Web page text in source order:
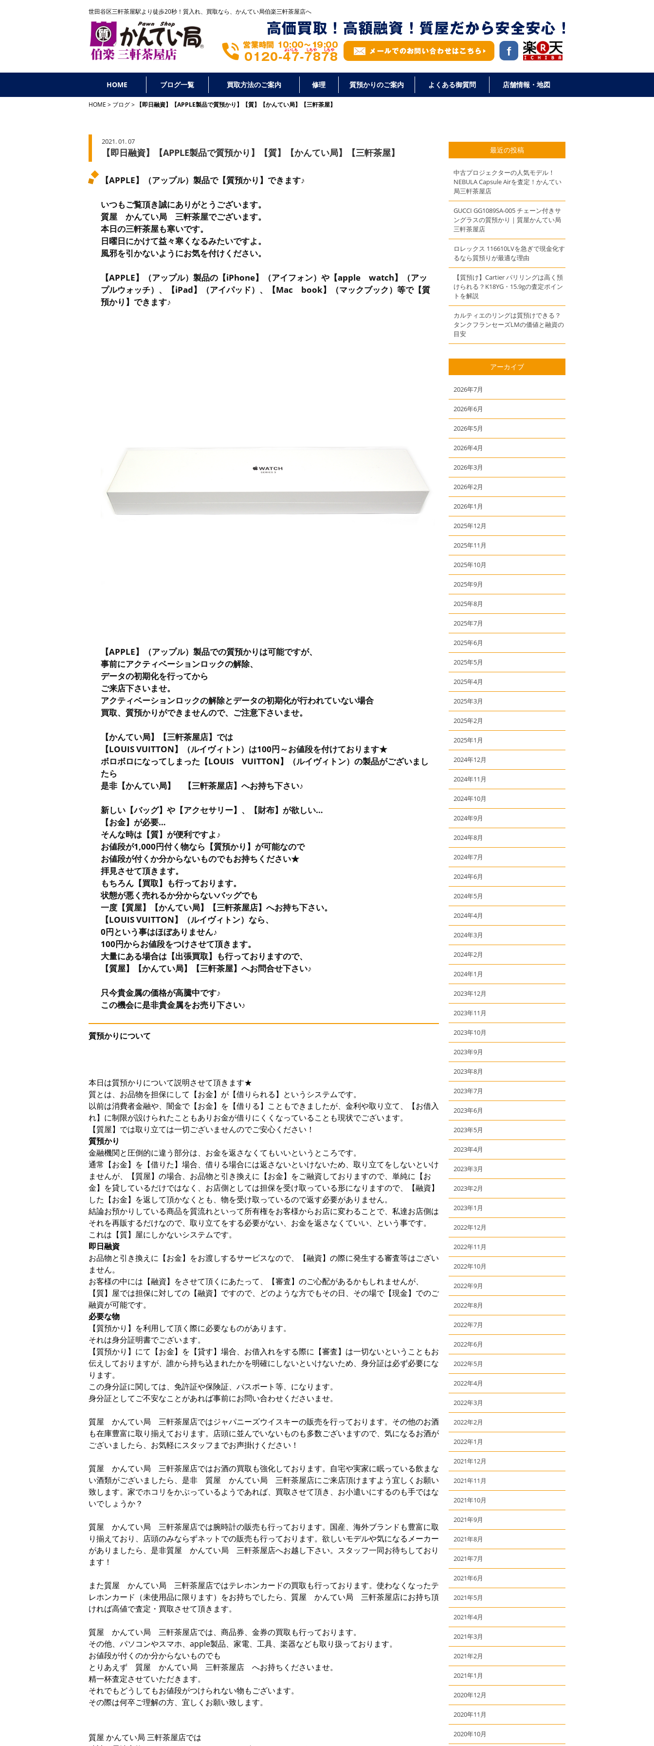
世田谷区三軒茶屋駅より徒歩20秒！ 質入れ、買取なら、かんてい局伯楽三軒茶屋店へ
HOME ブログ一覧 買取方法のご案内 修理 質預かりのご案内 よくある御質問 店舗情報・地図
HOME ブログ 【即日融資】【APPLE製品で質預かり】【質】【かんてい局】【三軒茶屋】
2021. 01. 07
【即日融資】【APPLE製品で質預かり】【質】【かんてい局】【三軒茶屋】
【APPLE】（アップル）製品で【質預かり】できます♪
いつもご覧頂き誠にありがとうございます。
質屋 かんてい局 三軒茶屋でございます。
本日の三軒茶屋も寒いです。
日曜日にかけて益々寒くなるみたいですよ。
風邪を引かないようにお気を付けください。
【APPLE】（アップル）製品の【iPhone】（アイフォン）や【apple watch】（アッ
プルウォッチ）、【iPad】（アイパッド）、【Mac book】（マックブック）等で【質
預かり】できます♪
【APPLE】（アップル）製品での質預かりは可能ですが、
事前にアクティベーションロックの解除、
データの初期化を行ってから
ご来店下さいませ。
アクティベーションロックの解除とデータの初期化が行われていない場合
買取、質預かりができませんので、ご注意下さいませ。
【かんてい局】【三軒茶屋店】では
【LOUIS VUITTON】（ルイヴィトン）は100円～お値段を付けております★
ボロボロになってしまった【LOUIS VUITTON】（ルイヴィトン）の製品がございまし
たら
是非【かんてい局】 【三軒茶屋店】へお持ち下さい♪
新しい【バッグ】や【アクセサリー】、【財布】が欲しい…
【お金】が必要…
そんな時は【質】が便利ですよ♪
お値段が1,000円付く物なら【質預かり】が可能なので
お値段が付くか分からないものでもお持ちください★
拝見させて頂きます。
もちろん【買取】も行っております。
状態が悪く売れるか分からないバッグでも
一度【質屋】【かんてい局】【三軒茶屋店】へお持ち下さい。
【LOUIS VUITTON】（ルイヴィトン）なら、
0円という事はほぼありません♪
100円からお値段をつけさせて頂きます。
大量にある場合は【出張買取】も行っておりますので、
【質屋】【かんてい局】【三軒茶屋】へお問合せ下さい♪
只今貴金属の価格が高騰中です♪
この機会に是非貴金属をお売り下さい♪
質預かりについて
本日は質預かりについて説明させて頂きます★
質とは、お品物を担保にして【お金】が【借りられる】というシステムです。
以前は消費者金融や、闇金で【お金】を【借りる】こともできましたが、金利や取り立て、【お借入
れ】に制限が設けられたこともありお金が借りにくくなっていることも現状でございます。
【質屋】では取り立ては一切ございませんのでご安心ください！
質預かり
金融機関と圧倒的に違う部分は、お金を返さなくてもいいというところです。
通常【お金】を【借りた】場合、借りる場合には返さないといけないため、取り立てをしないといけ
ませんが、【質屋】の場合、お品物と引き換えに【お金】をご融資しておりますので、単純に【お
金】を貸しているだけではなく、お店側としては担保を受け取っている形になりますので、【融資】
した【お金】を返して頂かなくとも、物を受け取っているので返す必要がありません。
結論お預かりしている商品を質流れといって所有権をお客様からお店に変わることで、私達お店側は
それを再販するだけなので、取り立てをする必要がない、お金を返さなくていい、という事です。
これは【質】屋にしかないシステムです。
即日融資
お品物と引き換えに【お金】をお渡しするサービスなので、【融資】の際に発生する審査等はござい
ません。
お客様の中には【融資】をさせて頂くにあたって、【審査】のご心配があるかもしれませんが、
【質】屋では担保に対しての【融資】ですので、どのような方でもその日、その場で【現金】でのご
融資が可能です。
必要な物
【質預かり】を利用して頂く際に必要なものがあります。
それは身分証明書でございます。
【質預かり】にて【お金】を【貸す】場合、お借入れをする際に【審査】は一切ないということもお
伝えしておりますが、誰から持ち込まれたかを明確にしないといけないため、身分証は必ず必要にな
ります。
この身分証に関しては、免許証や保険証、パスポート等、になります。
身分証としてご不安なことがあれば事前にお問い合わせくださいませ。
質屋 かんてい局 三軒茶屋店ではジャパニーズウイスキーの販売を行っております。その他のお酒
も在庫豊富に取り揃えております。店頭に並んでいないものも多数ございますので、気になるお酒が
ございましたら、お気軽にスタッフまでお声掛けください！
質屋 かんてい局 三軒茶屋店ではお酒の買取も強化しております。自宅や実家に眠っている飲まな
い酒類がございましたら、是非 質屋 かんてい局 三軒茶屋店にご来店頂けますよう宜しくお願い
致します。家でホコリをかぶっているようであれば、買取させて頂き、お小遣いにするのも手ではな
いでしょうか？
質屋 かんてい局 三軒茶屋店では腕時計の販売も行っております。国産、海外ブランドも豊富に取
り揃えており、店頭のみならずネットでの販売も行っております。欲しいモデルや気になるメーカー
がありましたら、是非質屋 かんてい局 三軒茶屋店へお越し下さい。スタッフ一同お待ちしており
ます！
また質屋 かんてい局 三軒茶屋店ではテレホンカードの買取も行っております。使わなくなったテ
レホンカード（未使用品に限ります）をお持ちでしたら、質屋 かんてい局 三軒茶屋店にお持ち頂
ければ高値で査定・買取させて頂きます。
質屋 かんてい局 三軒茶屋店では、商品券、金券の買取も行っております。
その他、パソコンやスマホ、apple製品、家電、工具、楽器なども取り扱っております。
お値段が付くのか分からないものでも
とりあえず 質屋 かんてい局 三軒茶屋店 へお持ちくださいませ。
精一杯査定させていただきます。
それでもどうしてもお値段がつけられない物もございます。
その際は何卒ご理解の方、宜しくお願い致します。
質屋 かんてい局 三軒茶屋店では
最近の投稿
中古プロジェクターの人気モデル！
NEBULA Capsule Airを査定！かんてい
局三軒茶屋店
GUCCI GG1089SA-005 チェーン付きサ
ングラスの質預かり｜質屋かんてい局
三軒茶屋店
ロレックス 116610LVを急ぎで現金化す
るなら質預りが最適な理由
【質預け】Cartier パリリングは高く預
けられる？K18YG・15.9gの査定ポイン
トを解説
カルティエのリングは質預けできる？
タンクフランセーズLMの価値と融資の
目安
アーカイブ
2026年7月
2026年6月
2026年5月
2026年4月
2026年3月
2026年2月
2026年1月
2025年12月
2025年11月
2025年10月
2025年9月
2025年8月
2025年7月
2025年6月
2025年5月
2025年4月
2025年3月
2025年2月
2025年1月
2024年12月
2024年11月
2024年10月
2024年9月
2024年8月
2024年7月
2024年6月
2024年5月
2024年4月
2024年3月
2024年2月
2024年1月
2023年12月
2023年11月
2023年10月
2023年9月
2023年8月
2023年7月
2023年6月
2023年5月
2023年4月
2023年3月
2023年2月
2023年1月
2022年12月
2022年11月
2022年10月
2022年9月
2022年8月
2022年7月
2022年6月
2022年5月
2022年4月
2022年3月
2022年2月
2022年1月
2021年12月
2021年11月
2021年10月
2021年9月
2021年8月
2021年7月
2021年6月
2021年5月
2021年4月
2021年3月
2021年2月
2021年1月
2020年12月
2020年11月
2020年10月